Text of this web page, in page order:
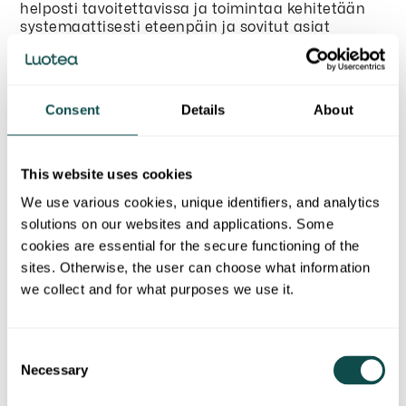
Consent Details About
This website uses cookies
We use various cookies, unique identifiers, and analytics
solutions on our websites and applications. Some
cookies are essential for the secure functioning of the
sites. Otherwise, the user can choose what information
we collect and for what purposes we use it.
Selection
Necessary
helposti tavoitettavissa ja toimintaa kehitetään
systemaattisesti eteenpäin ja sovitut asiat
dokumentoidaan ja raportoidaan. Saimme juuri
keväällä käyttöömme digitaalisen QR-koodilla
Heinonen kertoo.
ja hänen mielestään hyvän toimittajan
eteenpäin:
”Yksi arvoistamme on vastuullisuus ja se näkyy
hienosti myös L&T:n palveluissa esimerkiksi
kemikaalien käytön ympäristövaikutusten
huomioimisessa ja toiminnan tuottaman
koronapandemia osoitti, kuinka merkittävästä
toiminnosta on kyse. Puhtaudesta ei pidä tinkiä."